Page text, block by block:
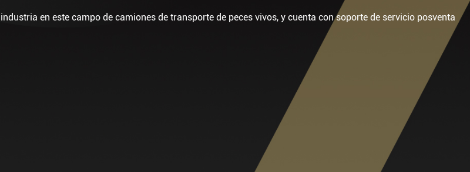
en este campo de camiones de transporte de peces vivos, y cuenta con soporte de servicio posventa